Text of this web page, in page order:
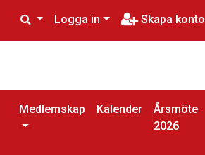
Logga in Skapa konto
Medlemskap Kalender
Årsmöte
2026